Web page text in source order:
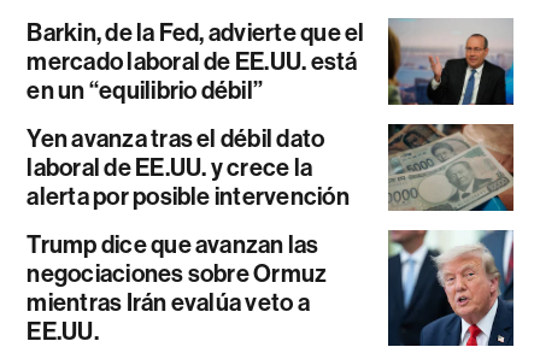
Barkin, de la Fed, advierte que el
mercado laboral de EE.UU. está
en un “equilibrio débil”
Yen avanza tras el débil dato
laboral de EE.UU. y crece la
alerta por posible intervención
Trump dice que avanzan las
negociaciones sobre Ormuz
mientras Irán evalúa veto a
EE.UU.